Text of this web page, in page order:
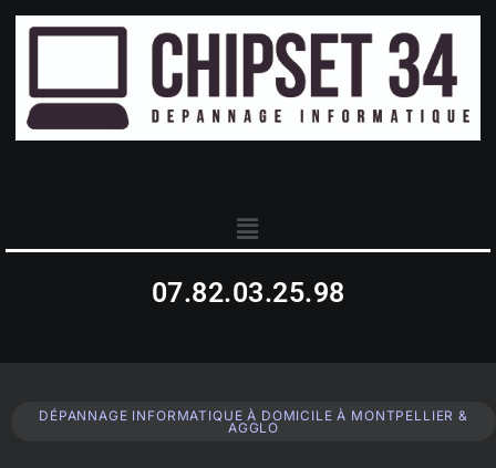
07.82.03.25.98
DÉPANNAGE INFORMATIQUE À DOMICILE À MONTPELLIER &
AGGLO